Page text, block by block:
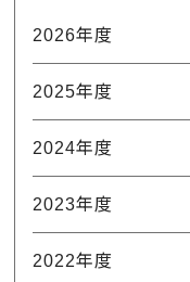
2026年度
2025年度
2024年度
2023年度
2022年度